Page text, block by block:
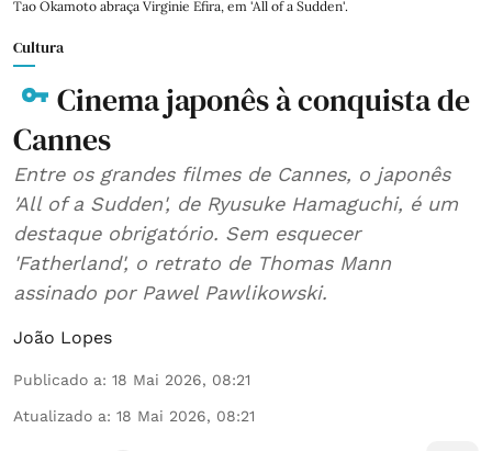
Tao Okamoto abraça Virginie Efira, em 'All of a Sudden'.
Cultura
Cinema japonês à conquista de
Cannes
Entre os grandes filmes de Cannes, o japonês
'All of a Sudden', de Ryusuke Hamaguchi, é um
destaque obrigatório. Sem esquecer
'Fatherland', o retrato de Thomas Mann
assinado por Pawel Pawlikowski.
João Lopes
Publicado a: 18 Mai 2026, 08:21
Atualizado a: 18 Mai 2026, 08:21